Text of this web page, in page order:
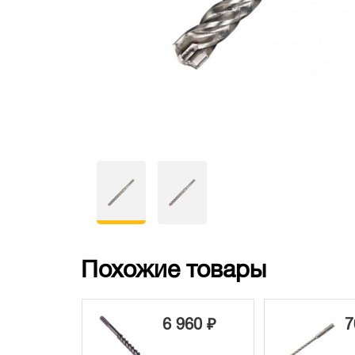
Похожие товары
6 960 ₽